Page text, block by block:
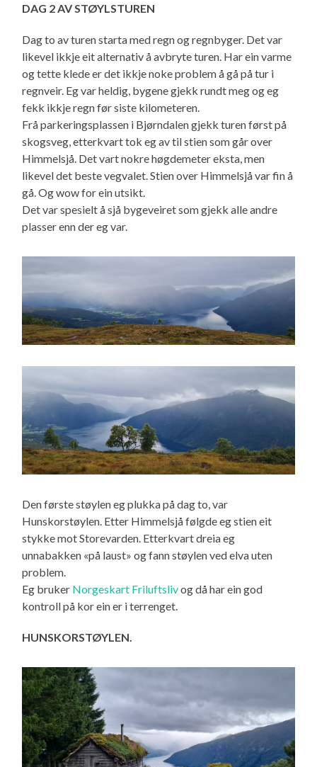
DAG 2 AV STØYLSTUREN
Dag to av turen starta med regn og regnbyger. Det var
likevel ikkje eit alternativ å avbryte turen. Har ein varme
og tette klede er det ikkje noke problem å gå på tur i
regnveir. Eg var heldig, bygene gjekk rundt meg og eg
fekk ikkje regn før siste kilometeren.
Frå parkeringsplassen i Bjørndalen gjekk turen først på
skogsveg, etterkvart tok eg av til stien som går over
Himmelsjå. Det vart nokre høgdemeter eksta, men
likevel det beste vegvalet. Stien over Himmelsjå var fin å
gå. Og wow for ein utsikt.
Det var spesielt å sjå bygeveiret som gjekk alle andre
plasser enn der eg var.
Den første støylen eg plukka på dag to, var
Hunskorstøylen. Etter Himmelsjå følgde eg stien eit
stykke mot Storevarden. Etterkvart dreia eg
unnabakken «på laust» og fann støylen ved elva uten
problem.
Eg bruker Norgeskart Friluftslivog då har ein god
kontroll på kor ein er i terrenget.
HUNSKORSTØYLEN.